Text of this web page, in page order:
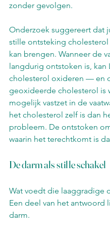
zonder gevolgen.
Onderzoek suggereert dat
stille ontsteking cholesterol
kan brengen. Wanneer de
langdurig ontstoken is, kan
cholesterol oxideren — en
geoxideerde cholesterol is
mogelijk vastzet in de
het cholesterol zelf is dan
probleem. De ontstoken
waarin het terechtkomt is
De darm als stille schakel
Wat voedt die laaggradige
Een deel van het antwoord
darm.